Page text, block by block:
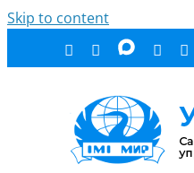
Skip to content